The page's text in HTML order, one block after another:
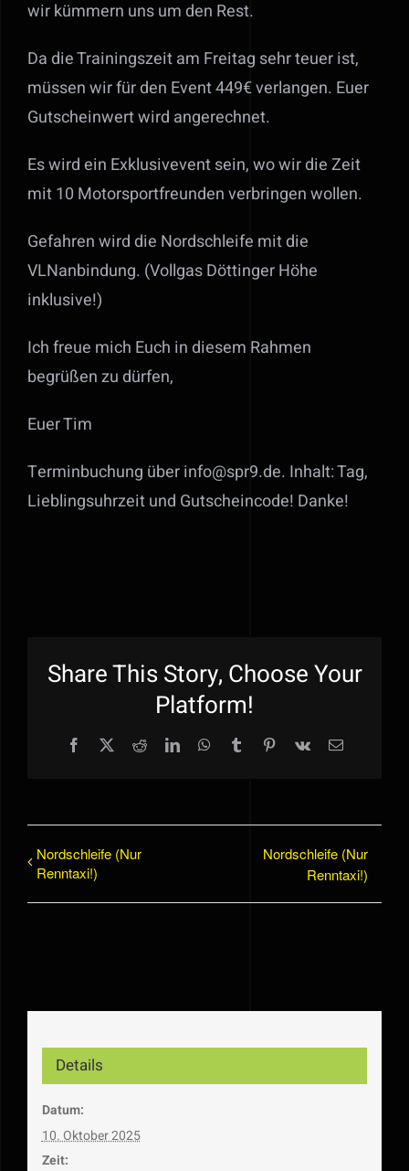
wir kümmern uns um den Rest.
Da die Trainingszeit am Freitag sehr teuer ist,
müssen wir für den Event 449€ verlangen. Euer
Gutscheinwert wird angerechnet.
Es wird ein Exklusivevent sein, wo wir die Zeit
mit 10 Motorsportfreunden verbringen wollen.
Gefahren wird die Nordschleife mit die
VLNanbindung. (Vollgas Döttinger Höhe
inklusive!)
Ich freue mich Euch in diesem Rahmen
begrüßen zu dürfen,
Euer Tim
Terminbuchung über info@spr9.de. Inhalt: Tag,
Lieblingsuhrzeit und Gutscheincode! Danke!
Share This Story, Choose Your
Platform!
Facebook
X RedditLinkedInWhatsApp
TumblrPinterest
Vk
E-
Nordschleife (Nur
Renntaxi!)
Nordschleife (Nur
Renntaxi!)
Details
Datum:
10. Oktober 2025
Zeit: